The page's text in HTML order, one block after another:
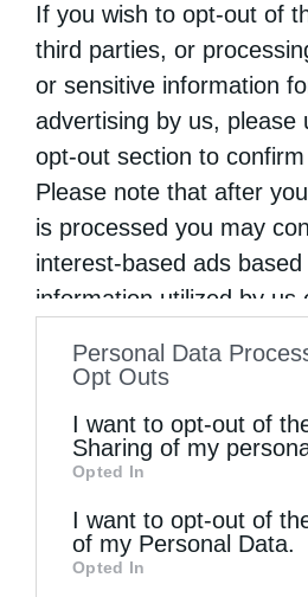
If you wish to opt-out of
third parties, or
or sensitive information
advertising by us, please
opt-out section to
Please note that after
is processed you may
interest-based ads
information utilized by us
to your opt-out. You may
information by third
of downstream
information may also be
third parties on theIAB’s
Downstream Participants
Personal Data
Opt Outs
I want to opt-out of
Sharing of my
Opted In
I want to opt-out of
of my Personal Data.
Opted In
Πανήγυρη Ιερού Καθεδρικού
Μεταμορφώσεως του
Πανηγυρικός Εσπερινός
Σωτήρος στο Αρκαλοχώρι